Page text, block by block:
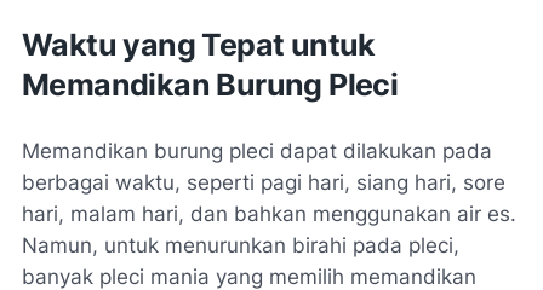
Waktu yang Tepat untuk
Memandikan Burung Pleci
Memandikan burung pleci dapat dilakukan pada
berbagai waktu, seperti pagi hari, siang hari, sore
hari, malam hari, dan bahkan menggunakan air es.
Namun, untuk menurunkan birahi pada pleci,
banyak pleci mania yang memilih memandikan